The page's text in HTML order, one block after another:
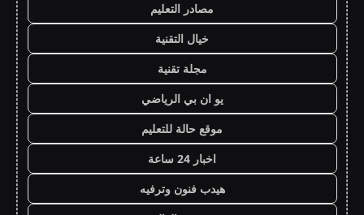
مصادر التعليم
خيال التقنية
مجلة تقنية
يو ان بي الرياضي
موقع حالة للتعليم
اخبار 24 ساعة
هيدب فنون وترفيه